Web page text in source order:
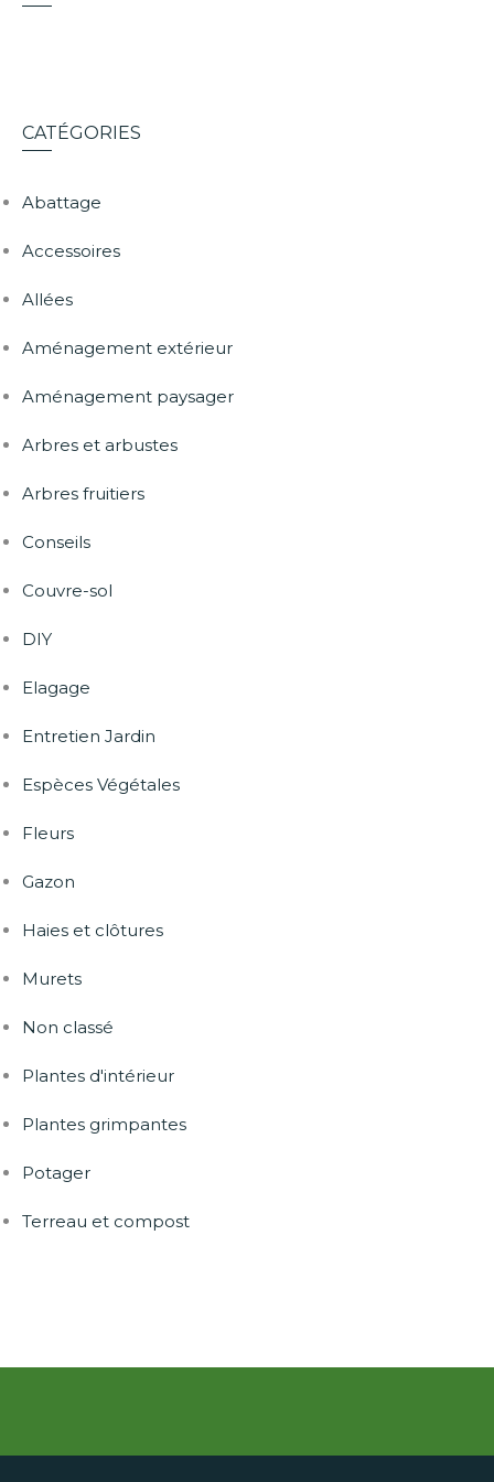
CATÉGORIES
Abattage
Accessoires
Allées
Aménagement extérieur
Aménagement paysager
Arbres et arbustes
Arbres fruitiers
Conseils
Couvre-sol
DIY
Elagage
Entretien Jardin
Espèces Végétales
Fleurs
Gazon
Haies et clôtures
Murets
Non classé
Plantes d'intérieur
Plantes grimpantes
Potager
Terreau et compost